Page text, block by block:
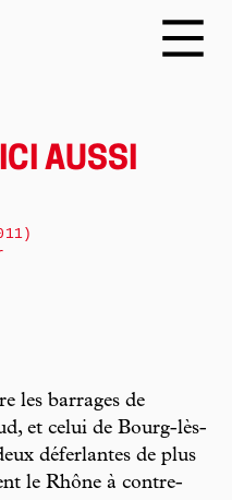
AUSSI
les barrages de
et celui de Bourg-lès-
déferlantes de plus
le Rhône à contre-